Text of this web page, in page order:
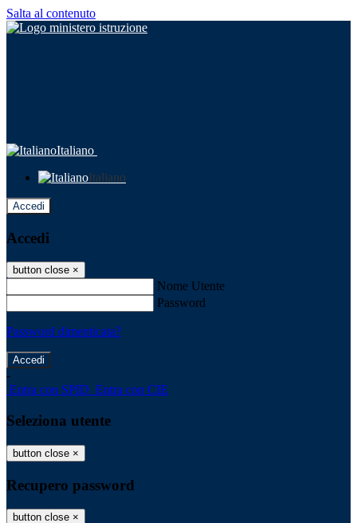
Salta al contenuto
Italiano
Italiano
Accedi
Accedi
button close ×
Nome Utente
Password
Password dimenticata?
-
Entra con SPID Entra con CIE
Seleziona utente
button close ×
Recupero password
button close ×